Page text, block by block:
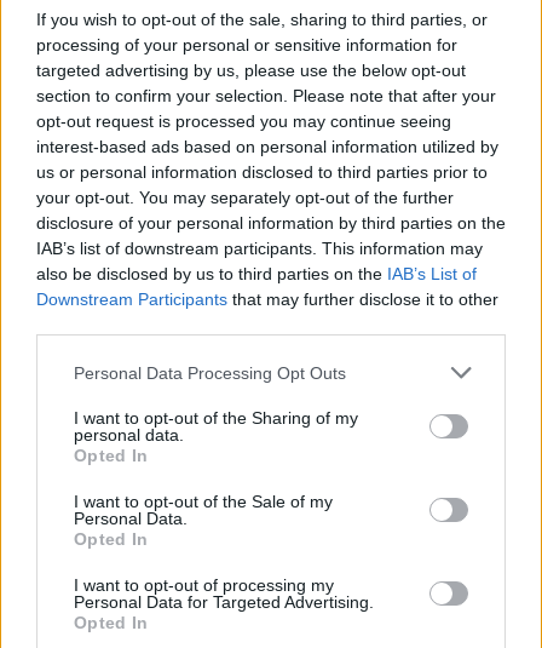
If you wish to opt-out of the sale, sharing to third parties, or
processing of your personal or sensitive information for
targeted advertising by us, please use the below opt-out
section to confirm your selection. Please note that after your
opt-out request is processed you may continue seeing
interest-based ads based on personal information utilized by
us or personal information disclosed to third parties prior to
your opt-out. You may separately opt-out of the further
disclosure of your personal information by third parties on the
IAB’s list of downstream participants. This information may
also be disclosed by us to third parties on the IAB’s List of
Downstream Participants that may further disclose it to other
Personal Data Processing Opt Outs
I want to opt-out of the Sharing of my
personal data.
Opted In
I want to opt-out of the Sale of my
Personal Data.
Opted In
I want to opt-out of processing my
Personal Data for Targeted Advertising.
Opted In
ΠΑΙΔΙΟΎ
Υπογεννητικότητα: Οι σύνθετες
αιτίες και η απλή αιματολογική
εξέταση που την εντοπίζει
17 Ιουνίου 2024
Υπογεννητικότητα και
υπογονιμότητα: Εκδήλωση της
Be-Live στη Λέρο
5 Ιουνίου 2024
2 3
9 πράγματα που δεν πρέπει να
λέτε σε έναν επισκέπτη
27 Φεβρουαρίου 2026